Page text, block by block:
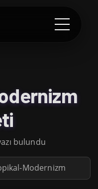
bulundu
Modernizm